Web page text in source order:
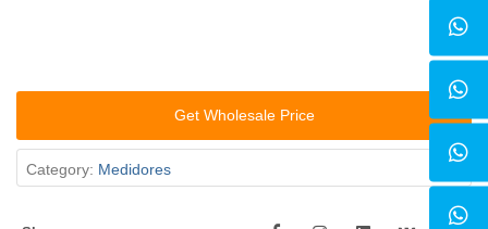
Get Wholesale Price
Category: Medidores